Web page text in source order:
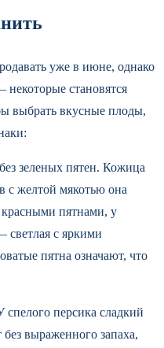
уже в июне, однако
становятся
выбрать вкусные плоды,
зеленых пятен. Кожица
с желтой мякотью она
пятнами, у
светлая с яркими
пятна означают, что
персика сладкий
выраженного запаха,